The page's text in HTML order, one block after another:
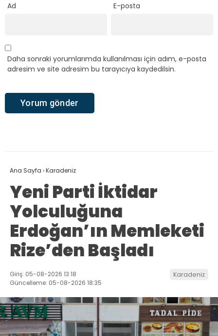
Ad E-posta
Daha sonraki yorumlarımda kullanılması için adım, e-posta
adresim ve site adresim bu tarayıcıya kaydedilsin.
Ana Sayfa ›Karadeniz
Yeni Parti İktidar
Yolculuğuna
Erdoğan’ın Memleketi
Rize’den Başladı
Giriş: 05-08-2026 13:18
Güncelleme: 05-08-2026 18:35
Karadeniz